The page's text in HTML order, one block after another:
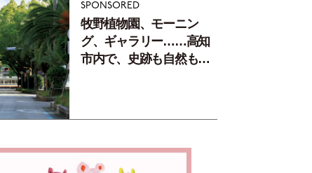
SPONSORED
牧野植物園、モーニン
グ、ギャラリー……高知
市内で、史跡も自然もグ